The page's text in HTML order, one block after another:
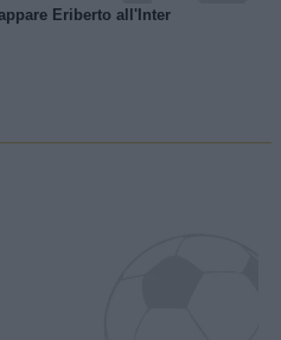
Eriberto all'Inter